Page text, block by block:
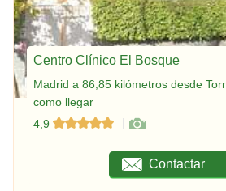
Centro Clínico El Bosque
Madrid a 86,85 kilómetros desde
como llegar
4,9
Contactar